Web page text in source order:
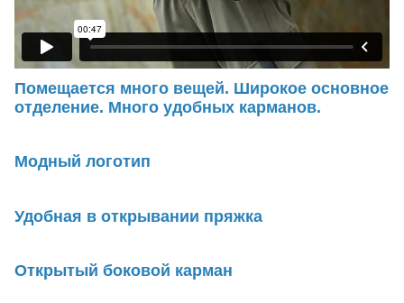
Помещается много вещей. Широкое основное
отделение. Много удобных карманов.
Модный логотип
Удобная в открывании пряжка
Открытый боковой карман